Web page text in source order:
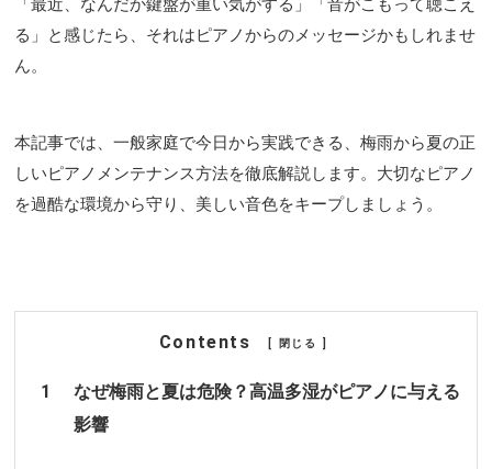
「最近、なんだか鍵盤が重い気がする」「音がこもって聴こえ
る」と感じたら、それはピアノからのメッセージかもしれませ
ん。
本記事では、一般家庭で今日から実践できる、梅雨から夏の正
しいピアノメンテナンス方法を徹底解説します。大切なピアノ
を過酷な環境から守り、美しい音色をキープしましょう。
Contents [ 閉じる ]
1
なぜ梅雨と夏は危険？高温多湿がピアノに与える
影響